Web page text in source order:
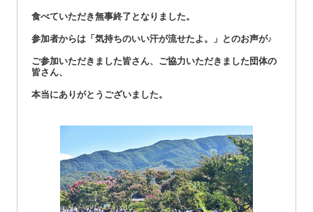
食べていただき無事終了となりました。
参加者からは「気持ちのいい汗が流せたよ。」とのお声が♪
ご参加いただきました皆さん、ご協力いただきました団体の
皆さん、
本当にありがとうございました。